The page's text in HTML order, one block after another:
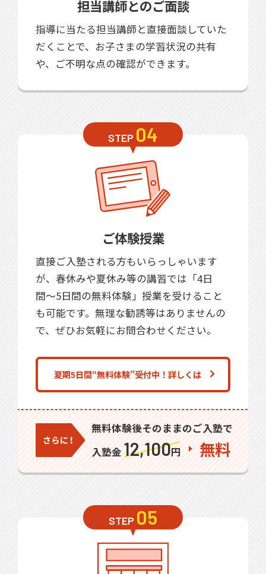
担当講師とのご面談
指導に当たる担当講師と直接面談していた
だくことで、お子さまの学習状況の共有
や、ご不明な点の確認ができます。
STEP 04
ご体験授業
直接ご入塾される方もいらっしゃいます
が、春休みや夏休み等の講習では「4日
間〜5日間の無料体験」授業を受けること
も可能です。無理な勧誘等はありませんの
で、ぜひお気軽にお問合わせください。
夏期5日間“無料体験”受付中！詳しくは
無料体験後そのままのご入塾で
入塾金 12,100円 無料
STEP 05